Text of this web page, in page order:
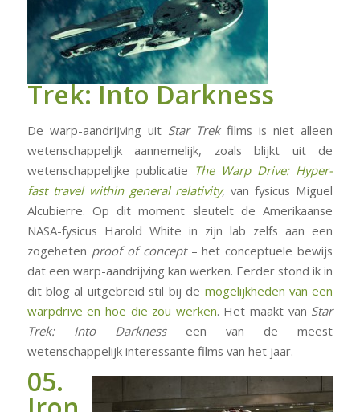
Trek: Into Darkness
De warp-aandrijving uit Star Trekfilms is niet alleen
wetenschappelijk aannemelijk, zoals blijkt uit de
wetenschappelijke publicatie The Warp Drive: Hyper-
fast travel within general relativity, van fysicus Miguel
Alcubierre. Op dit moment sleutelt de Amerikaanse
NASA-fysicus Harold White in zijn lab zelfs aan een
zogeheten proof of concept – het conceptuele bewijs
dat een warp-aandrijving kan werken. Eerder stond ik in
dit blog al uitgebreid stil bij de mogelijkheden van een
warpdrive en hoe die zou werken. Het maakt van Star
Trek: Into Darkness een van de meest
wetenschappelijk interessante films van het jaar.
05.